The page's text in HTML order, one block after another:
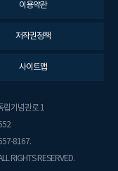
이용약관
저작권정책
사이트맵
립기념관로 1
8167.
RIGHTS RESERVED.